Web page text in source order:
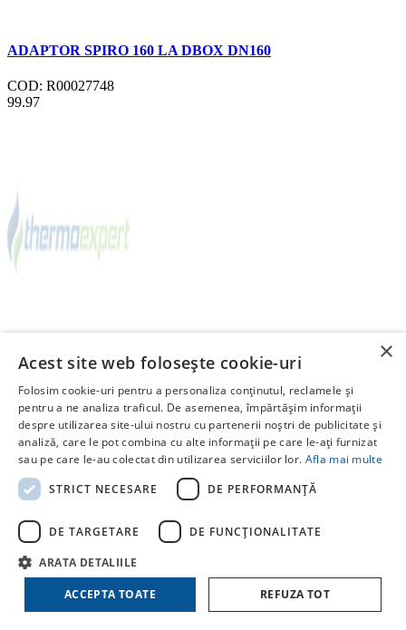
ADAPTOR SPIRO 160 LA DBOX DN160
COD: R00027748
99.97
ADAPTOR DISTRIBUITOR VENTILATIE INLINE DBOX
206 (DN125)
COD: R00013334
152.15
×
Acest site web folosește cookie-uri
Folosim cookie-uri pentru a personaliza conținutul, reclamele și
pentru a ne analiza traficul. De asemenea, împărtășim informații
despre utilizarea site-ului nostru cu partenerii noștri de publicitate și
analiză, care le pot combina cu alte informații pe care le-ați furnizat
sau pe care le-au colectat din utilizarea serviciilor lor. Afla mai multe
STRICT NECESARE
DE PERFORMANȚĂ
DE TARGETARE DE FUNCŢIONALITATE
ARATA DETALIILE
ACCEPTA TOATE REFUZA TOT